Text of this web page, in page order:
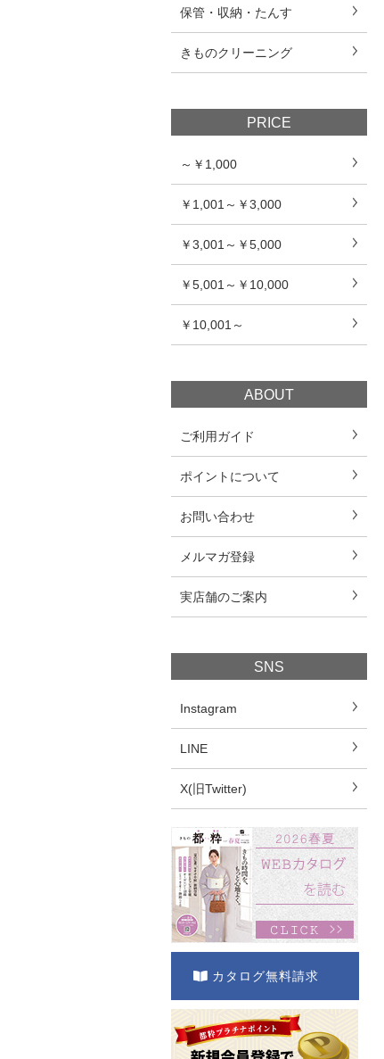
保管・収納・たんす
きものクリーニング
PRICE
～￥1,000
￥1,001～￥3,000
￥3,001～￥5,000
￥5,001～￥10,000
￥10,001～
ABOUT
ご利用ガイド
ポイントについて
お問い合わせ
メルマガ登録
実店舗のご案内
SNS
Instagram
LINE
X(旧Twitter)
カタログ無料請求